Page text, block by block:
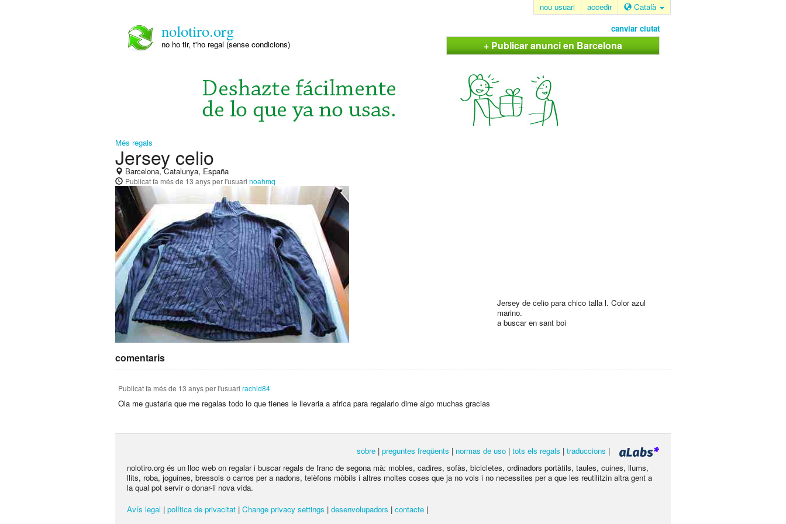
nou usuari accedir Català
nolotiro.org
no ho tir, t'ho regal (sense condicions)
canviar ciutat
+ Publicar anunci en Barcelona
Més regals
Jersey celio
Barcelona, Catalunya, España
Publicatfa més de 13 anysper l'usuari noahmq
Jersey de celio para chico talla l. Color azul
marino.
a buscar en sant boi
comentaris
Publicatfa més de 13 anysper l'usuari rachid84
Ola me gustaria que me regalas todo lo que tienes le llevaria a africa para regalarlo dime algo muchas gracias
sobre | preguntes freqüents | normas de uso | tots els regals | traduccions |
nolotiro.org és un lloc web on regalar i buscar regals de franc de segona mà: mobles, cadires, sofàs, bicicletes, ordinadors portàtils, taules, cuines, llums,
llits, roba, joguines, bressols o carros per a nadons, telèfons mòbils i altres moltes coses que ja no vols i no necessites per a que les reutilitzin altra gent a
la qual pot servir o donar-li nova vida.
Avís legal | política de privacitat | Change privacy settings | desenvolupadors | contacte |